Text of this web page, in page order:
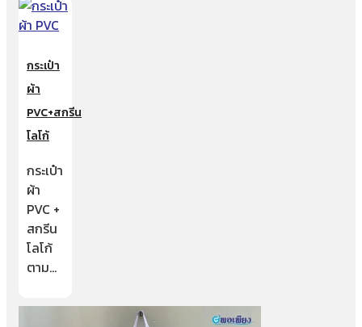
กระเป๋า
ผ้า
PVC+สกรีน
โลโก้
กระเป๋า
ผ้า
PVC +
สกรีน
โลโก้
ตาม…